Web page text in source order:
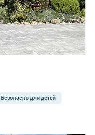
Безопасно для детей